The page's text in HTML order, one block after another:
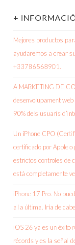
+
Mejores productos
ayudaremos a crear
+33786568901.
A MARKETING DE
desenvolupament
90% dels usuaris
Un iPhone CPO
certificado por Apple o
estrictos controles de
está completamente
iPhone 17 Pro. No
a la última. Iría de
iOS 26 ya es un éxito
récords y es la señal